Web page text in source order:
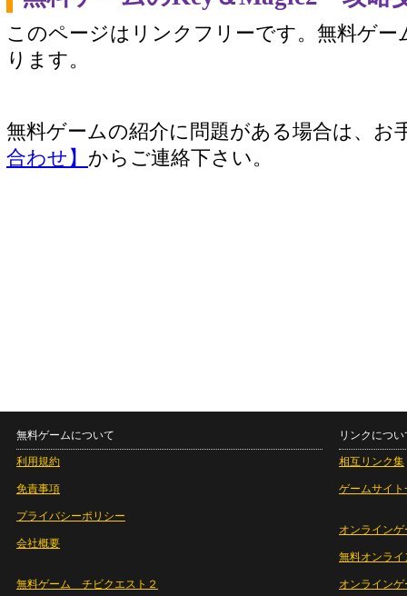
このページはリンクフリーです。無料ゲー
ります。
無料ゲームの紹介に問題がある場合は、お
合わせ】 からご連絡下さい。
無料ゲームについて
利用規約
免責事項
プライバシーポリシー
会社概要
無料ゲーム チビクエスト２
リンクについ
相互リンク集
ゲームサイト
オンラインゲ
無料オンライ
オンライン